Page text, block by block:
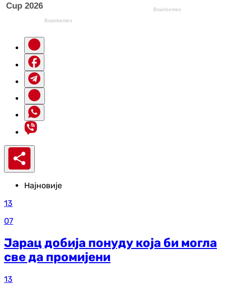
Најновије
13
07
Јарац добија понуду која би могла
све да промијени
13